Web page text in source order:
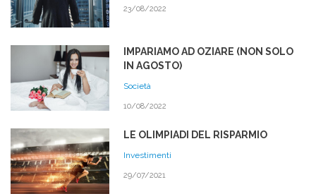
23/08/2022
IMPARIAMO AD OZIARE (NON SOLO
IN AGOSTO)
Società
10/08/2022
LE OLIMPIADI DEL RISPARMIO
Investimenti
29/07/2021